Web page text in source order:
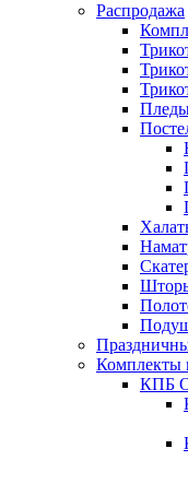
Распродажа
Комплекты
КПБ